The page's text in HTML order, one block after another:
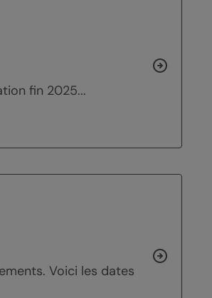
fin 2025...
Voici les dates